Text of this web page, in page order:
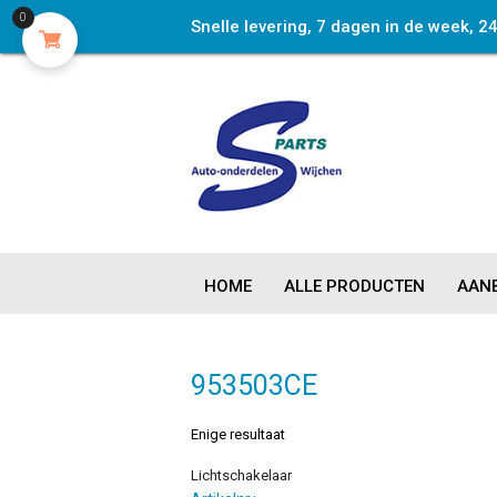
Snelle levering, 7 dagen in de week,
HOME ALLE PRODUCTEN
953503CE
Enige resultaat
Lichtschakelaar
0